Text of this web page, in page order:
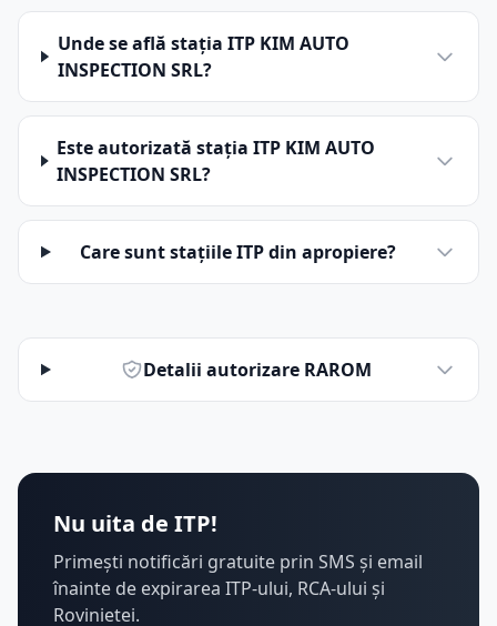
Unde se află stația ITP KIM AUTO
INSPECTION SRL?
Este autorizată stația ITP KIM AUTO
INSPECTION SRL?
Care sunt stațiile ITP din apropiere?
Detalii autorizare RAROM
Nu uita de ITP!
Primești notificări gratuite prin SMS și email
înainte de expirarea ITP-ului, RCA-ului și
Rovinietei.